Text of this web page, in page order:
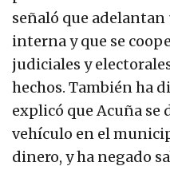
señaló que
interna y que se
judiciales y
hechos. También ha
explicó que Acuña
vehículo en el
dinero, y ha negado